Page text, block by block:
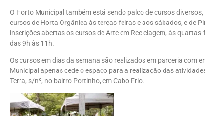
O Horto Municipal também está sendo palco de cursos
cursos de Horta Orgânica às terças-feiras e aos sábados, e de
inscrições abertas os cursos de Arte em Reciclagem, às
das 9h às 11h.
Os cursos em dias da semana são realizados em parceria com
Municipal apenas cede o espaço para a realização das
Terra, s/nº, no bairro Portinho, em Cabo Frio.